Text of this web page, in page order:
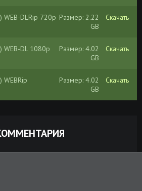
DLRip 720p Размер: 2.22
GB
Скачать
DL 1080p
Размер: 4.02
GB
Скачать
Размер: 4.02
GB
Скачать